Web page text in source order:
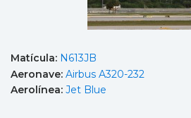
Matícula: N613JB
Aeronave: Airbus A320-232
Aerolínea: Jet Blue